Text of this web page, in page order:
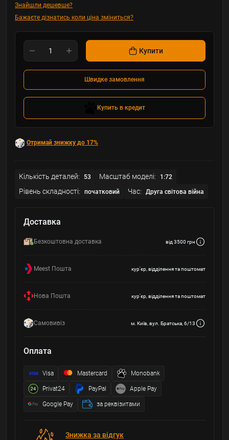
Знайшли дешевше?
Бажаєте дізнатись коли ціна зміниться?
Купити
Швидке замовлення
Купить в кредит
Отримай знижку до 17%
Кількість деталей: 53 Масштаб моделі: 1:72
Рівень складності: початковий Час: Друга світова війна
Доставка
Безкоштовна доставка від 3500 грн
Meest Пошта кур'єр, відділення та поштомат
Нова Пошта кур'єр, відділення та поштомат
Самовивіз м. Київ, вул. Братська, 6/13
Оплата
Visa Mastercard Monobank
Privat24 PayPal Apple Pay
Google Pay за реквізитами
Знижка за відгук